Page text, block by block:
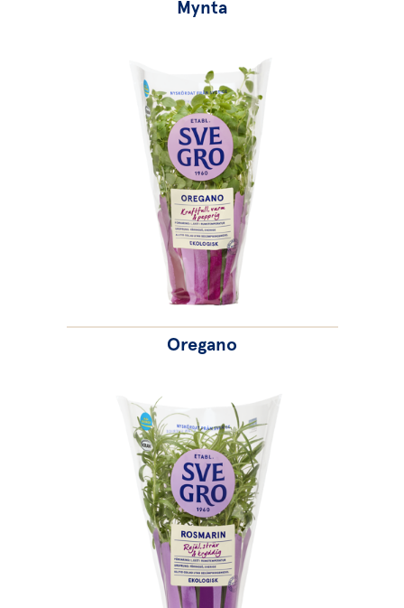
Mynta
Oregano